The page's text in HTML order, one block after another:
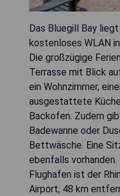
Das Bluegill Bay
kostenloses WLAN
Die großzügige
Terrasse mit Blick
ein Wohnzimmer,
ausgestattete
Backofen. Zudem
Badewanne oder
Bettwäsche. Eine
ebenfalls
Flughafen ist der
Airport, 48 km